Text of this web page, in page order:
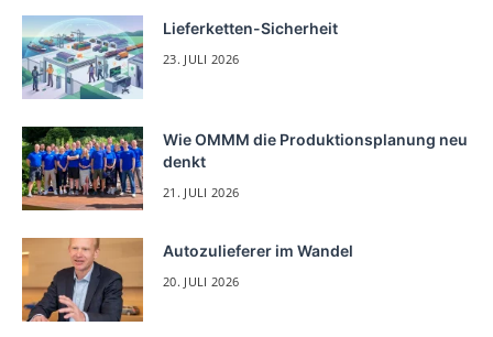
Lieferketten-Sicherheit
23. JULI 2026
Wie OMMM die Produktionsplanung neu
denkt
21. JULI 2026
Autozulieferer im Wandel
20. JULI 2026